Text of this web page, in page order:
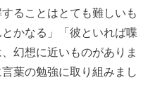
ることはとても難しいも
かなる」「彼といれば喋
幻想に近いものがありま
葉の勉強に取り組みまし